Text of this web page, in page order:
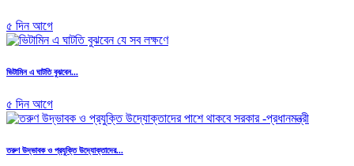
৫ দিন আগে
ভিটামিন এ ঘাটতি বুঝবেন...
৫ দিন আগে
তরুণ উদ্ভাবক ও প্রযুক্তি উদ্যোক্তাদের...